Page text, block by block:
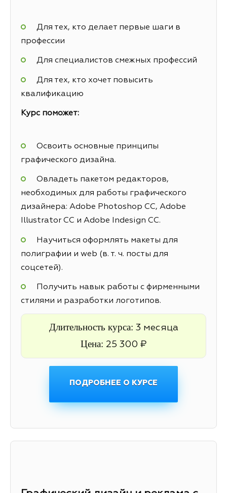
Для тех, кто делает первые шаги в
профессии
Для специалистов смежных профессий
Для тех, кто хочет повысить
квалификацию
Курс поможет:
Освоить основные принципы
графического дизайна.
Овладеть пакетом редакторов,
необходимых для работы графического
дизайнера: Adobe Photoshop CC, Adobe
Illustrator CC и Adobe Indesign CC.
Научиться оформлять макеты для
полиграфии и web (в. т. ч. посты для
соцсетей).
Получить навык работы с фирменными
стилями и разработки логотипов.
Длительность курса: 3 месяца
Цена: 25 300 ₽
ПОДРОБНЕЕ О КУРСЕ